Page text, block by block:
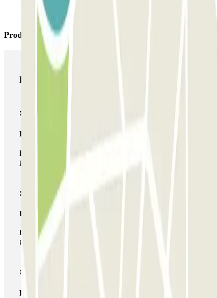
Productos de Parclick
Productos de Parclick
Pase básico
Durante tu estancia podrás entrar y salir una única vez al
parking
Pase multiparking
Durante tu estancia podrás hacer uso de toda la red de
parkings de este operador disponibles en Parclick.
Pase ilimitado